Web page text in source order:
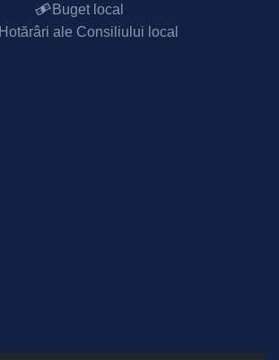
Buget local
Hotărâri ale Consiliului local